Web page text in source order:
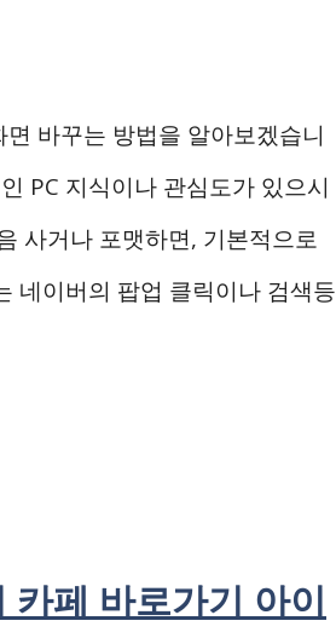
바꾸는 방법을 알아보겠습니
PC 지식이나 관심도가 있으시
사거나 포맷하면, 기본적으로
네이버의 팝업 클릭이나 검색등
페 바로가기 아이